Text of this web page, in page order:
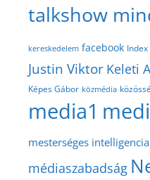
talkshow
kereskedelem facebook Index
Justin Viktor Keleti
Képes Gábor közmédia
media1
mesterséges intelligencia
médiaszabadság